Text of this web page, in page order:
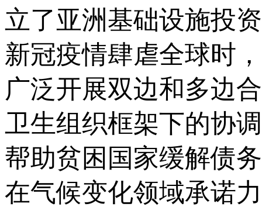
立了亚洲基础设施投
新冠疫情肆虐全球时
广泛开展双边和多边
卫生组织框架下的协
帮助贫困国家缓解债
在气候变化领域承诺